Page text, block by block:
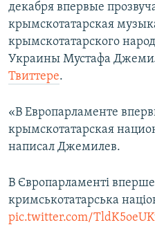
декабря впервые
крымскотатарская
крымскотатарского
Украины Мустафа
Твиттере.
«В Европарламенте
крымскотатарская
написал Джемилев.
В Європарламенті
кримськотатарська
pic.twitter.com/